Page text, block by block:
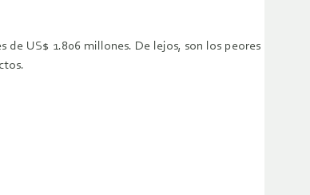
US$ 1.806 millones. De lejos, son los peores